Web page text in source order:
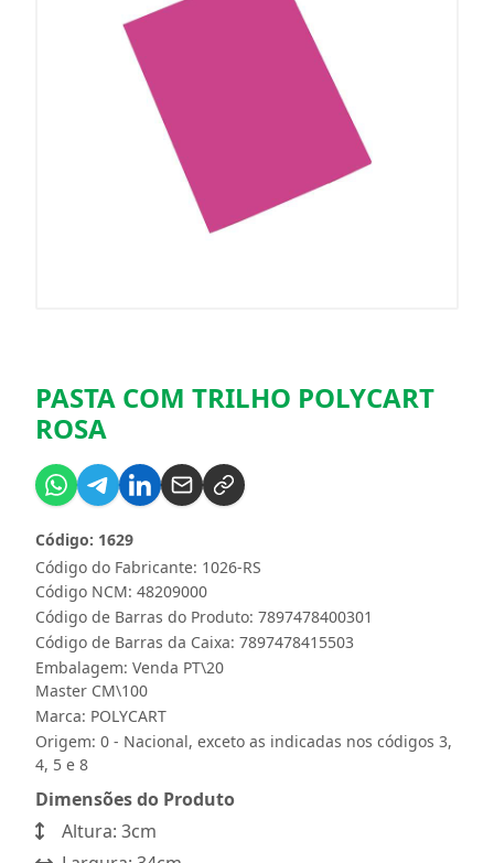
PASTA COM TRILHO POLYCART
ROSA
Código do Fabricante: 1026-RS
Código: 1629
Código NCM: 48209000
Código de Barras do Produto: 7897478400301
Código de Barras da Caixa: 7897478415503
Embalagem: Venda PT\20
Master CM\100
Marca: POLYCART
Origem: 0 - Nacional, exceto as indicadas nos códigos 3,
4, 5 e 8
Dimensões do Produto
Altura: 3cm